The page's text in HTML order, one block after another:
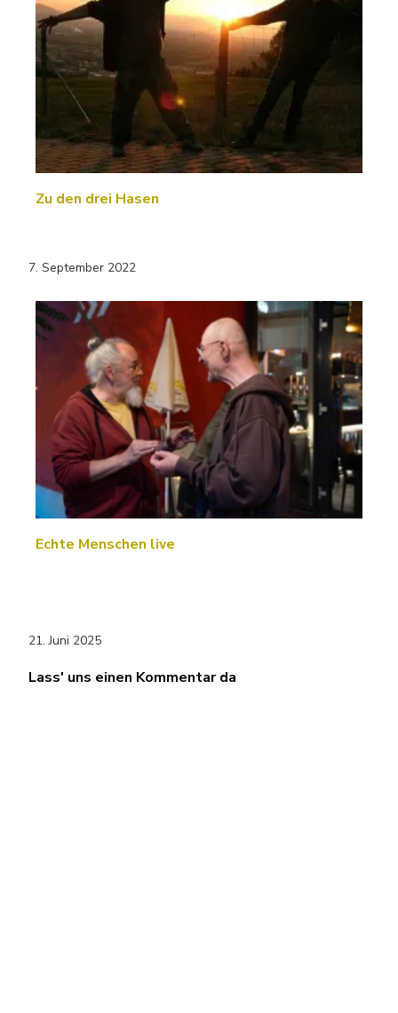
Zu den drei Hasen
7. September 2022
Echte Menschen live
21. Juni 2025
Lass' uns einen Kommentar da